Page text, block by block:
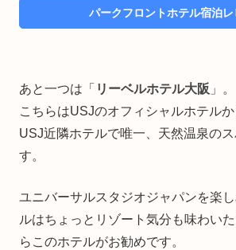
パークフロントホテル宿泊
あと一つは「 リーベルホテル大阪 」。
こちらはUSJのオフィシャルホテルか
USJ近隣ホテルで唯一、天然温泉の
す。
ユニバーサルスタジオジャパンを楽
ルはちょっとリゾート気分も味わい
らこのホテルがお勧めです。